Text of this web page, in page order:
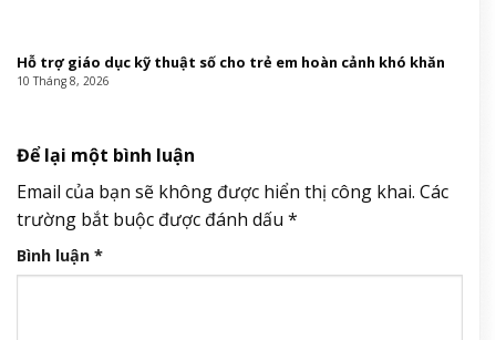
Hỗ trợ giáo dục kỹ thuật số cho trẻ em hoàn cảnh khó khăn
10 Tháng 8, 2026
Để lại một bình luận
Email của bạn sẽ không được hiển thị công khai. Các
trường bắt buộc được đánh dấu *
Bình luận *